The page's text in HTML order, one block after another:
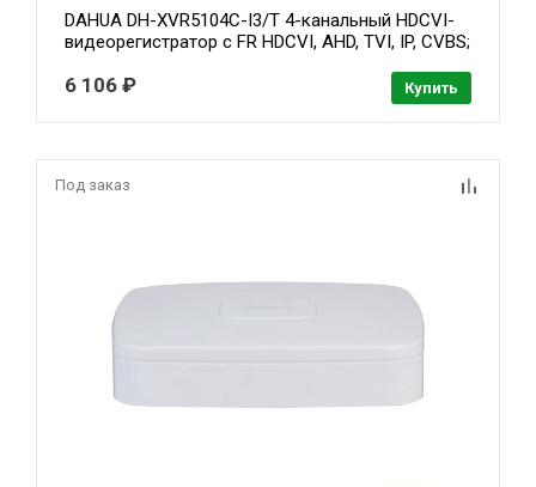
DAHUA DH-XVR5104C-I3/T 4-канальный HDCVI-
видеорегистратор с FR HDCVI, AHD, TVI, IP, CVBS;
16Тбайт; видеоаналитика: 1 HDMI, 1 VGA;
6 106 ₽ Купить
Под заказ